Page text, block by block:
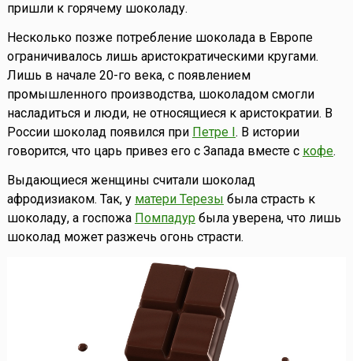
пришли к горячему шоколаду.
Несколько позже потребление шоколада в Европе
ограничивалось лишь аристократическими кругами.
Лишь в начале 20-го века, с появлением
промышленного производства, шоколадом смогли
насладиться и люди, не относящиеся к аристократии. В
России шоколад появился при Петре I . В истории
говорится, что царь привез его с Запада вместе с кофе.
Выдающиеся женщины считали шоколад
афродизиаком. Так, у матери Терезы была страсть к
шоколаду, а госпожа Помпадурбыла уверена, что лишь
шоколад может разжечь огонь страсти.